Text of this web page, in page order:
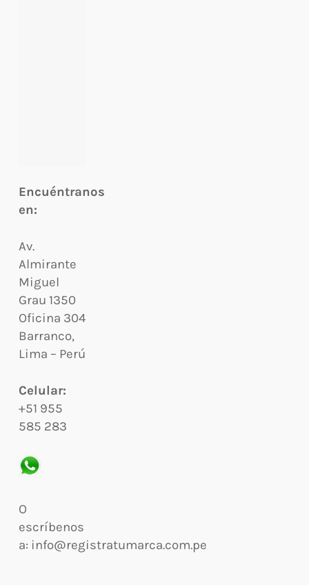
Encuéntranos
en:
Av.
Almirante
Miguel
Grau 1350
Oficina 304
Barranco,
Lima – Perú
Celular:
+51 955
585 283
O
escríbenos
a: info@registratumarca.com.pe